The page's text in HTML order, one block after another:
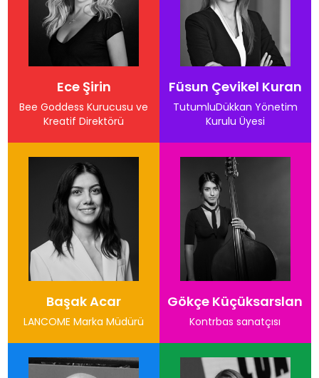
Ece Şirin
Bee Goddess Kurucusu ve
Kreatif Direktörü
Füsun Çevikel Kuran
TutumluDükkan Yönetim
Kurulu Üyesi
Başak Acar
LANCOME Marka Müdürü
Gökçe Küçüksarslan
Kontrbas sanatçısı